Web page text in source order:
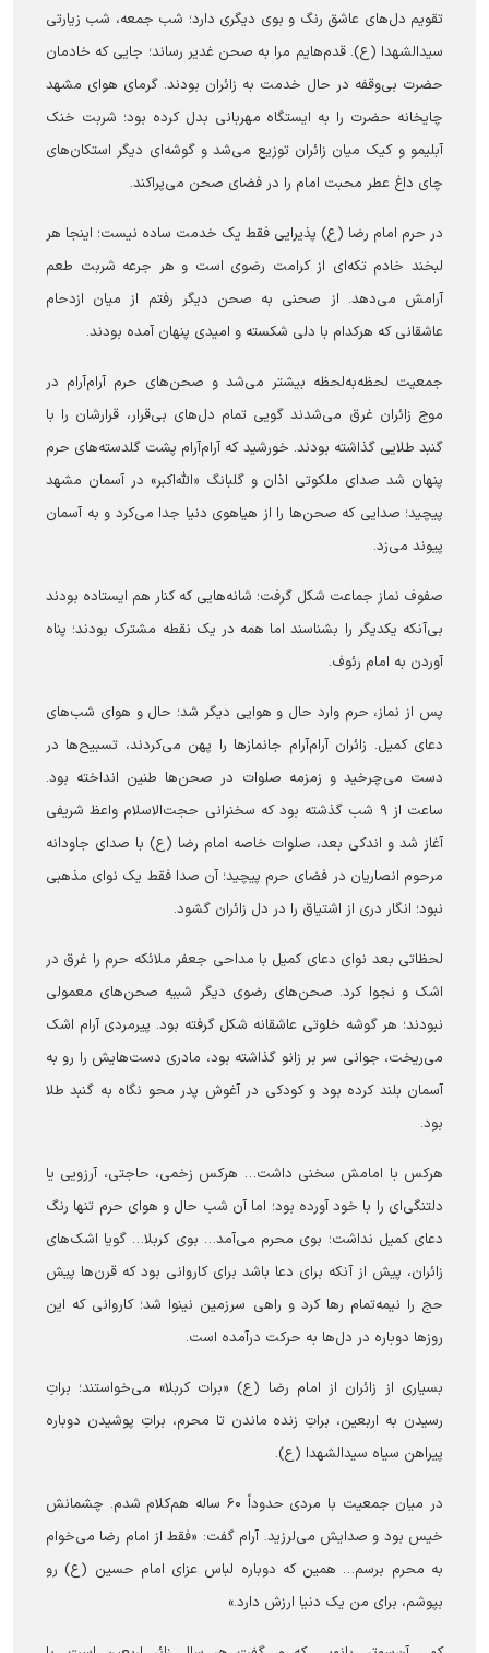
تقویم دل‌های عاشق رنگ و بوی دیگری دارد؛ شب جمعه، شب زیارتی
سیدالشهدا (ع). قدم‌هایم مرا به صحن غدیر رساند؛ جایی که خادمان
حضرت بی‌وقفه در حال خدمت به زائران بودند. گرمای هوای مشهد
چایخانه حضرت را به ایستگاه مهربانی بدل کرده بود؛ شربت خنک
آبلیمو و کیک میان زائران توزیع می‌شد و گوشه‌ای دیگر استکان‌های
چای داغ عطر محبت امام را در فضای صحن می‌پراکند.
در حرم امام رضا (ع) پذیرایی فقط یک خدمت ساده نیست؛ اینجا هر
لبخند خادم تکه‌ای از کرامت رضوی است و هر جرعه شربت طعم
آرامش می‌دهد. از صحنی به صحن دیگر رفتم از میان ازدحام
عاشقانی که هرکدام با دلی شکسته و امیدی پنهان آمده بودند.
جمعیت لحظه‌به‌لحظه بیشتر می‌شد و صحن‌های حرم آرام‌آرام در
موج زائران غرق می‌شدند گویی تمام دل‌های بی‌قرار، قرارشان را با
گنبد طلایی گذاشته بودند. خورشید که آرام‌آرام پشت گلدسته‌های حرم
پنهان شد صدای ملکوتی اذان و گلبانگ «الله‌اکبر» در آسمان مشهد
پیچید؛ صدایی که صحن‌ها را از هیاهوی دنیا جدا می‌کرد و به آسمان
پیوند می‌زد.
صفوف نماز جماعت شکل گرفت؛ شانه‌هایی که کنار هم ایستاده بودند
بی‌آنکه یکدیگر را بشناسند اما همه در یک نقطه مشترک بودند؛ پناه
آوردن به امام رئوف.
پس از نماز، حرم وارد حال و هوایی دیگر شد؛ حال و هوای شب‌های
دعای کمیل. زائران آرام‌آرام جانمازها را پهن می‌کردند، تسبیح‌ها در
دست می‌چرخید و زمزمه صلوات در صحن‌ها طنین انداخته بود.
ساعت از ۹ شب گذشته بود که سخنرانی حجت‌الاسلام واعظ شریفی
آغاز شد و اندکی بعد، صلوات خاصه امام رضا (ع) با صدای جاودانه
مرحوم انصاریان در فضای حرم پیچید؛ آن صدا فقط یک نوای مذهبی
نبود؛ انگار دری از اشتیاق را در دل زائران گشود.
لحظاتی بعد نوای دعای کمیل با مداحی جعفر ملائکه حرم را غرق در
اشک و نجوا کرد. صحن‌های رضوی دیگر شبیه صحن‌های معمولی
نبودند؛ هر گوشه خلوتی عاشقانه شکل گرفته بود. پیرمردی آرام اشک
می‌ریخت، جوانی سر بر زانو گذاشته بود، مادری دست‌هایش را رو به
آسمان بلند کرده بود و کودکی در آغوش پدر محو نگاه به گنبد طلا
بود.
هرکس با امامش سخنی داشت… هرکس زخمی، حاجتی، آرزویی یا
دلتنگی‌ای را با خود آورده بود؛ اما آن شب حال و هوای حرم تنها رنگ
دعای کمیل نداشت؛ بوی محرم می‌آمد… بوی کربلا… گویا اشک‌های
زائران، پیش از آنکه برای دعا باشد برای کاروانی بود که قرن‌ها پیش
حج را نیمه‌تمام رها کرد و راهی سرزمین نینوا شد؛ کاروانی که این
روزها دوباره در دل‌ها به حرکت درآمده است.
بسیاری از زائران از امام رضا (ع) «برات کربلا» می‌خواستند؛ براتِ
رسیدن به اربعین، براتِ زنده ماندن تا محرم، براتِ پوشیدن دوباره
پیراهن سیاه سیدالشهدا (ع).
در میان جمعیت با مردی حدوداً ۶۰ ساله هم‌کلام شدم. چشمانش
خیس بود و صدایش می‌لرزید. آرام گفت: «فقط از امام رضا می‌خوام
به محرم برسم… همین که دوباره لباس عزای امام حسین (ع) رو
بپوشم، برای من یک دنیا ارزش دارد.»